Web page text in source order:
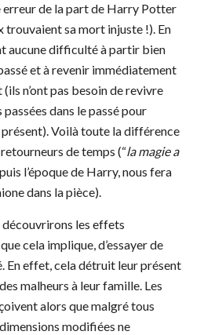
de la part de Harry Potter
trouvaient sa mort injuste !). En
aucune difficulté à partir bien
et à revenir immédiatement
n’ont pas besoin de revivre
dans le passé pour
Voilà toute la différence
de temps (“la magie a
l’époque de Harry, nous fera
dans la pièce).
découvrirons les effets
cela implique, d’essayer de
En effet, cela détruit leur présent
malheurs à leur famille. Les
alors que malgré tous
modifiées ne